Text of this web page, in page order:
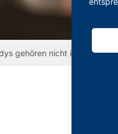
gehören nicht in den